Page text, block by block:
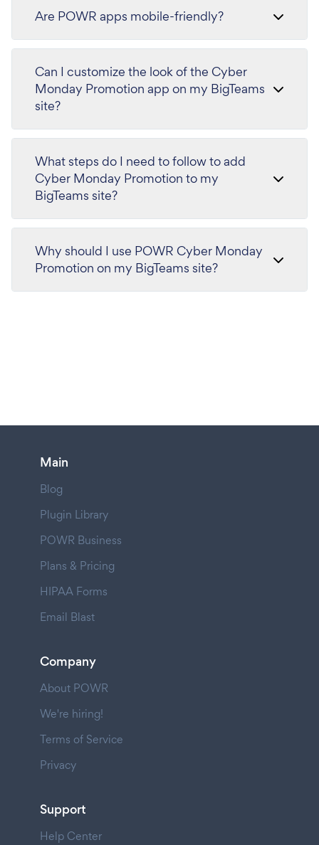
Are POWR apps mobile-friendly?
Can I customize the look of the Cyber
Monday Promotion app on my BigTeams
site?
What steps do I need to follow to add
Cyber Monday Promotion to my
BigTeams site?
Why should I use POWR Cyber Monday
Promotion on my BigTeams site?
Main
Blog
Plugin Library
POWR Business
Plans & Pricing
HIPAA Forms
Email Blast
Company
About POWR
We're hiring!
Terms of Service
Privacy
Support
Help Center